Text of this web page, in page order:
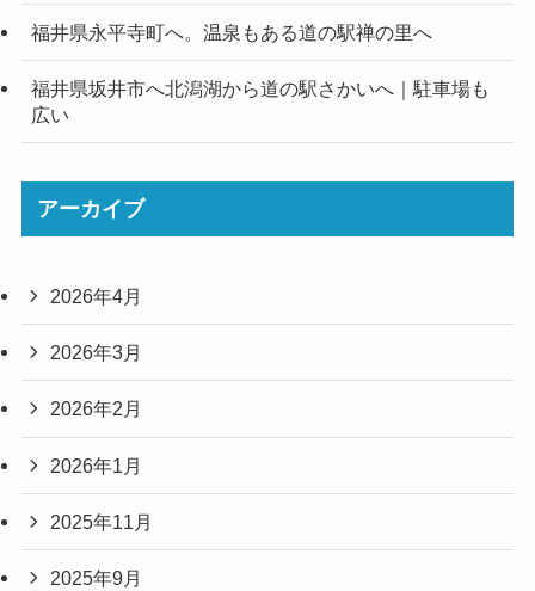
福井県永平寺町へ。温泉もある道の駅禅の里へ
福井県坂井市へ北潟湖から道の駅さかいへ｜駐車場も
広い
アーカイブ
2026年4月
2026年3月
2026年2月
2026年1月
2025年11月
2025年9月